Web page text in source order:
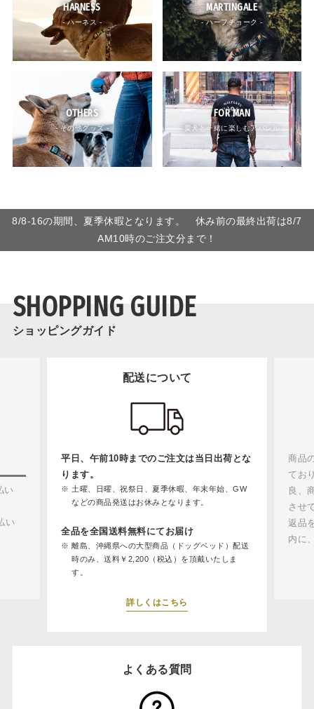
HARNESS
- ハーネス -
MARTINGALE
- ハーフチョーク -
OTHERS
- その他グッズ -
FOR MAN
- 愛犬と一緒に楽しむアパレル -
8/8-16の期間、夏季休暇となります。 休み前の最終出荷は8/7
AM10時のご注文分まで！
SHOPPING GUIDE
ショッピングガイド
い
い
配送について
平日、午前10時までのご注文は当日出荷とな
ります。
土曜、日曜、祝祭日、夏季休暇、年末年始、GW
などの商品発送はお休みとなります。
全品を全国送料無料にてお届け
離島、沖縄県への大型商品（ドッグベッド）配送
時のみ、送料￥2,200（税込）を頂戴いたしま
す。
詳しくはこちら
商品
てお
良、
させ
返品
内に
よくある質問